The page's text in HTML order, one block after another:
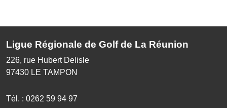
Ligue Régionale de Golf de La Réunion
226, rue Hubert Delisle
97430 LE TAMPON
Tél. : 0262 59 94 97